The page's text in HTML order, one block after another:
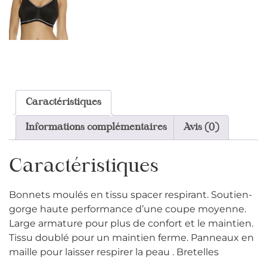
Caractéristiques
Informations complémentaires Avis (0)
Caractéristiques
Bonnets moulés en tissu spacer respirant. Soutien-
gorge haute performance d’une coupe moyenne.
Large armature pour plus de confort et le maintien.
Tissu doublé pour un maintien ferme. Panneaux en
maille pour laisser respirer la peau . Bretelles